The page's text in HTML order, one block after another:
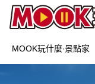
MOOK玩什麼‧景點家